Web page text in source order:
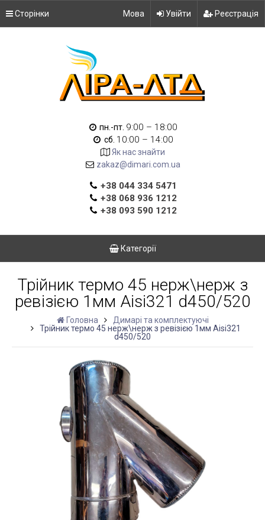
Сторінки Мова Увійти Реєстрація
пн.-пт. 9:00 – 18:00
сб. 10:00 – 14:00
Як нас знайти
zakaz@dimari.com.ua
+38 044 334 5471
+38 068 936 1212
+38 093 590 1212
Категорії
Трійник термо 45 нерж\нерж з
ревізією 1мм Aisi321 d450/520
Головна
Димарі та комплектуючі
Трійник термо 45 нерж\нерж з ревізією 1мм Aisi321
d450/520